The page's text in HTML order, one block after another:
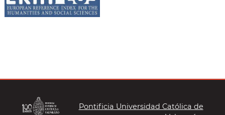
Pontificia Universidad Católica de